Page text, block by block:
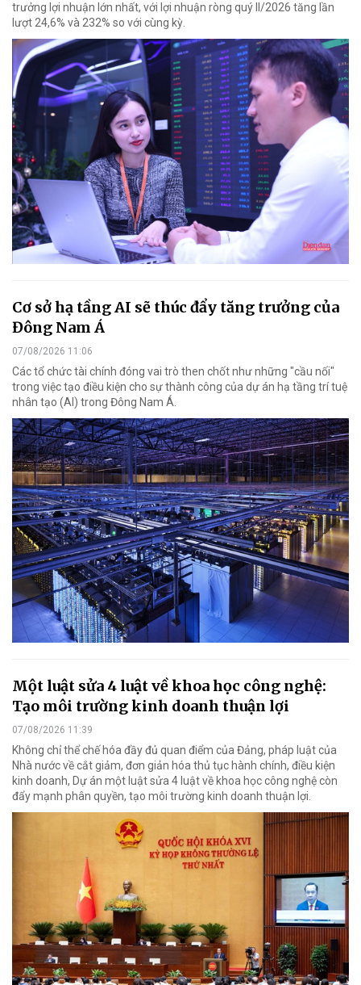
trưởng lợi nhuận lớn nhất, với lợi nhuận ròng quý II/2026 tăng lần
lượt 24,6% và 232% so với cùng kỳ.
Cơ sở hạ tầng AI sẽ thúc đẩy tăng trưởng của
Đông Nam Á
07/08/2026 11:06
Các tổ chức tài chính đóng vai trò then chốt như những "cầu nối"
trong việc tạo điều kiện cho sự thành công của dự án hạ tầng trí tuệ
nhân tạo (AI) trong Đông Nam Á.
Một luật sửa 4 luật về khoa học công nghệ:
Tạo môi trường kinh doanh thuận lợi
07/08/2026 11:39
Không chỉ thể chế hóa đầy đủ quan điểm của Đảng, pháp luật của
Nhà nước về cắt giảm, đơn giản hóa thủ tục hành chính, điều kiện
kinh doanh, Dự án một luật sửa 4 luật về khoa học công nghệ còn
đẩy mạnh phân quyền, tạo môi trường kinh doanh thuận lợi.